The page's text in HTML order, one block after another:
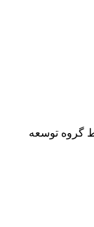
گروه توسعه